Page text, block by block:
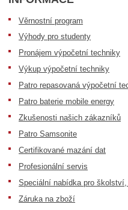
Věrnostní program
Výhody pro studenty
Pronájem výpočetní techniky
Výkup výpočetní techniky
Patro repasovaná výpočetní
Patro baterie mobile energy
Zkušenosti našich zákazníků
Patro Samsonite
Certifikované mazání dat
Profesionální servis
Speciální nabídka pro
Záruka na zboží